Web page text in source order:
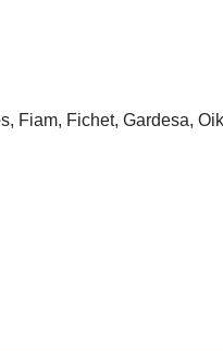
Fiam, Fichet, Gardesa,